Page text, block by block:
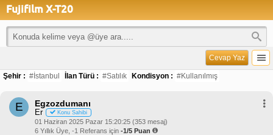
Fujifilm X-T20
Cevap Yaz
Şehir : #İstanbul İlan Türü : #Satılık Kondisyon : #Kullanılmış
E Egzozdumanı
Er Konu Sahibi
01 Haziran 2025 Pazar 15:20:25 (353 mesaj)
6 Yıllık Üye, -1 Referans için -1/5 Puan